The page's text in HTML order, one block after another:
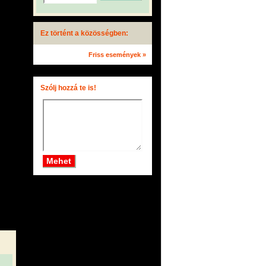
Ez történt a közösségben:
Friss események »
Szólj hozzá te is!